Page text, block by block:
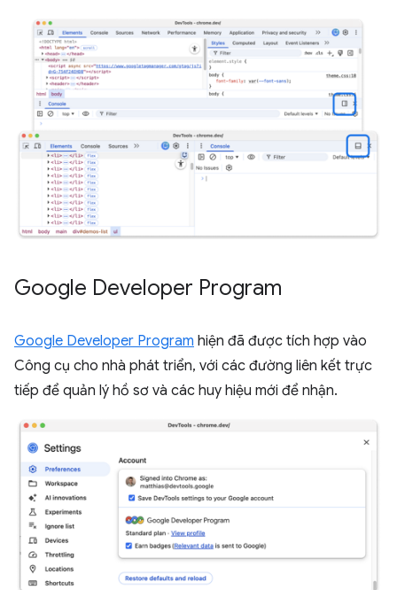
Google Developer Program
Google Developer Program hiện đã được tích hợp vào
Công cụ cho nhà phát triển, với các đường liên kết trực
tiếp để quản lý hồ sơ và các huy hiệu mới để nhận.